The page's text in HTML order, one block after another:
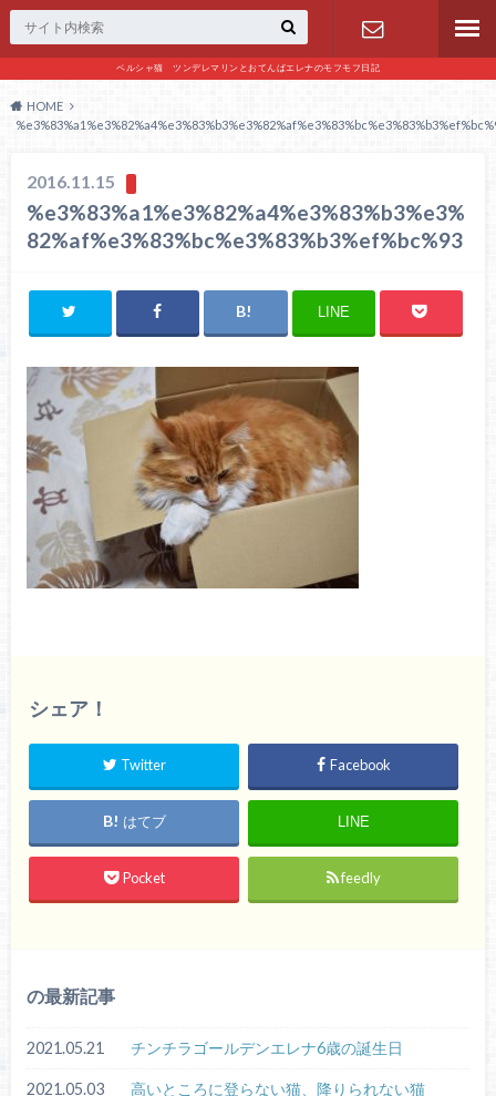
ペルシャ猫 ツンデレマリンとおてんばエレナのモフモフ日記
お問い合わ
HOME
2016.11.15
%e3%83%a1%e3%82%a4%e3%83%b3%e3%
82%af%e3%83%bc%e3%83%b3%ef%bc%93
LINE
シェア！
Twitter Facebook
はてブ LINE
Pocket feedly
の最新記事
2021.05.21 チンチラゴールデンエレナ6歳の誕生日
2021.05.03 高いところに登らない猫、降りられない猫